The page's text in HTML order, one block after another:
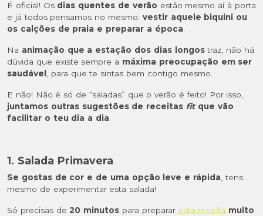
É oficial! Os dias quentes de verão estão mesmo aí à porta
e já todos pensamos no mesmo: vestir aquele biquíni ou
os calções de praia e preparar a época.
Na animação que a estação dos dias longostraz, não há
dúvida que existe sempre a máxima preocupação em ser
saudável , para que te sintas bem contigo mesmo.
E não! Não é só de “saladas” que o verão é feito! Por isso,
juntamos outras sugestões de receitas fitque vão
facilitar o teu dia a dia.
1. Salada Primavera
Se gostas de cor e de uma opção leve e rápida, tens
mesmo de experimentar esta salada!
Só precisas de20 minutos para prepararesta receita muito